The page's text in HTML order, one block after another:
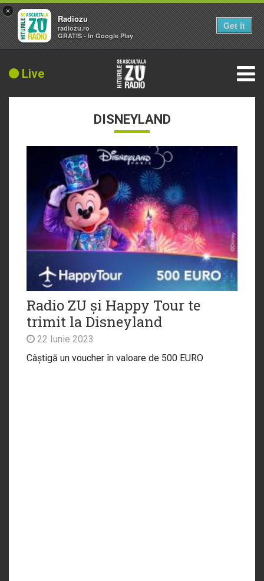
Live
DISNEYLAND
Radio ZU și Happy Tour te
trimit la Disneyland
22 Iunie 2023
Câștigă un voucher în valoare de 500 EURO
×
Radiozu
radiozu.ro
GRATIS - In Google Play
Get it